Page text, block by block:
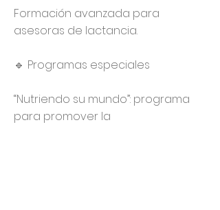
Formación avanzada para
asesoras de lactancia.
🔹 Programas especiales
“Nutriendo su mundo”: programa
para promover la